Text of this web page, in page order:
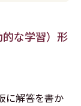
な学習）形
に解答を書か